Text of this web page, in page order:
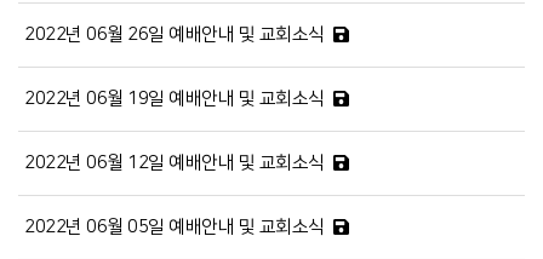
2022년 06월 26일 예배안내 및 교회소식
2022년 06월 19일 예배안내 및 교회소식
2022년 06월 12일 예배안내 및 교회소식
2022년 06월 05일 예배안내 및 교회소식